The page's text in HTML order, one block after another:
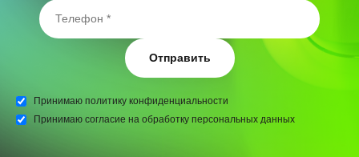
Отправить
Принимаю политику конфиденциальности
Принимаю согласие на обработку персональных данных